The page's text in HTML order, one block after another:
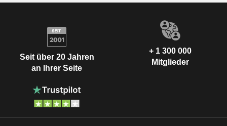
Seit über 20 Jahren
an Ihrer Seite
+ 1 300 000
Mitglieder